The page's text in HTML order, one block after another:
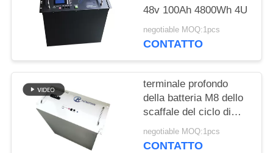
48v 100Ah 4800Wh 4U
negotiable MOQ:1pcs
CONTATTO
terminale profondo
della batteria M8 dello
scaffale del ciclo di
9600Wh 48v 150Ah
200Ah
negotiable MOQ:1pcs
CONTATTO